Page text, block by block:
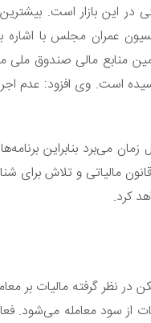
در این بازار است.
عمران مجلس با اشاره
منابع مالی صندوق ملی
است. وی افزود: عدم
به اینکه ساخت مسکن حداقل ۲ سال
مالیاتی و تلاش برای
کرد.
در نظر گرفته مالیات
سال مشمول ۶۰ درصد مالیات از سود